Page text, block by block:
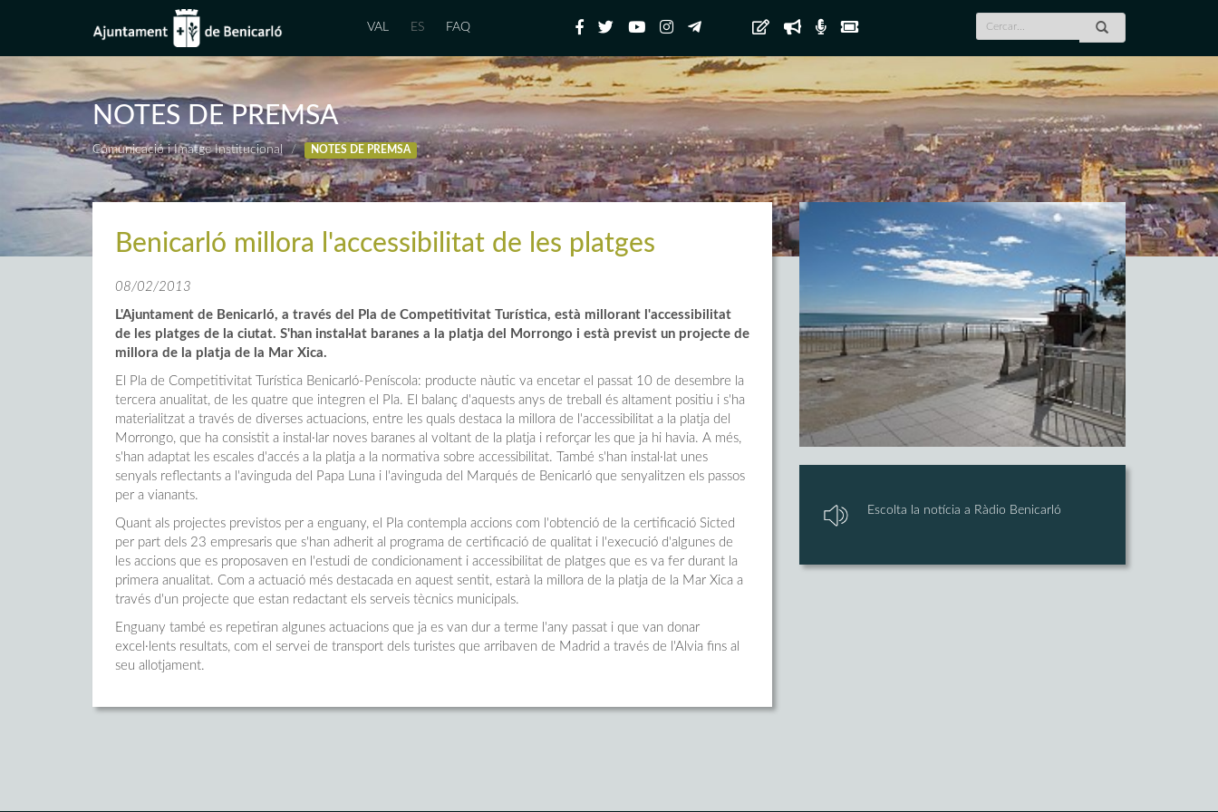
VAL ES FAQ
NOTES DE PREMSA
Comunicació i Imatge Institucional NOTES DE PREMSA
Benicarló millora l'accessibilitat de les platges
08/02/2013
L'Ajuntament de Benicarló, a través del Pla de Competitivitat Turística, està millorant l'accessibilitat
de les platges de la ciutat. S'han instal·lat baranes a la platja del Morrongo i està previst un projecte de
millora de la platja de la Mar Xica.
El Pla de Competitivitat Turística Benicarló-Peníscola: producte nàutic va encetar el passat 10 de desembre la
tercera anualitat, de les quatre que integren el Pla. El balanç d'aquests anys de treball és altament positiu i s'ha
materialitzat a través de diverses actuacions, entre les quals destaca la millora de l'accessibilitat a la platja del
Morrongo, que ha consistit a instal·lar noves baranes al voltant de la platja i reforçar les que ja hi havia. A més,
s'han adaptat les escales d'accés a la platja a la normativa sobre accessibilitat. També s'han instal·lat unes
senyals reflectants a l'avinguda del Papa Luna i l'avinguda del Marqués de Benicarló que senyalitzen els passos
per a vianants.
Quant als projectes previstos per a enguany, el Pla contempla accions com l'obtenció de la certificació Sicted
per part dels 23 empresaris que s'han adherit al programa de certificació de qualitat i l'execució d'algunes de
les accions que es proposaven en l'estudi de condicionament i accessibilitat de platges que es va fer durant la
primera anualitat. Com a actuació més destacada en aquest sentit, estarà la millora de la platja de la Mar Xica a
través d'un projecte que estan redactant els serveis tècnics municipals.
Enguany també es repetiran algunes actuacions que ja es van dur a terme l'any passat i que van donar
excel·lents resultats, com el servei de transport dels turistes que arribaven de Madrid a través de l'Alvia fins al
seu allotjament.
Escolta la notícia a Ràdio Benicarló